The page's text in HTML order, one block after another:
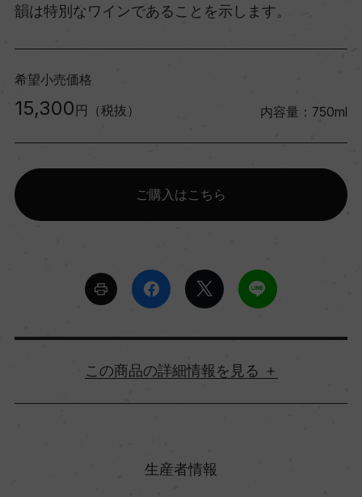
韻は特別なワインであることを示します。
希望小売価格
15,300 円（税抜） 内容量：750ml
ご購入はこちら
詳細情報
生産者情報